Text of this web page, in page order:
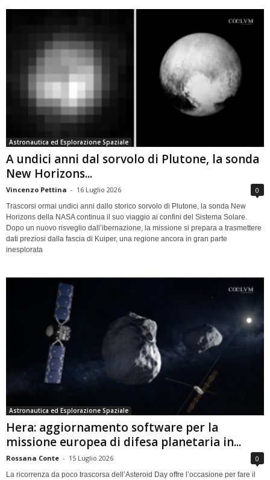
Astronautica ed Esplorazione Spaziale
A undici anni dal sorvolo di Plutone, la sonda
New Horizons...
Vincenzo Pettina - 16 Luglio 2026 0
Trascorsi ormai undici anni dallo storico sorvolo di Plutone, la sonda New
Horizons della NASA continua il suo viaggio ai confini del Sistema Solare.
Dopo un nuovo risveglio dall’ibernazione, la missione si prepara a trasmettere
dati preziosi dalla fascia di Kuiper, una regione ancora in gran parte
inesplorata
Astronautica ed Esplorazione Spaziale
Hera: aggiornamento software per la
missione europea di difesa planetaria in...
Rossana Conte - 15 Luglio 2026 0
La ricorrenza da poco trascorsa dell’Asteroid Day offre l’occasione per fare il